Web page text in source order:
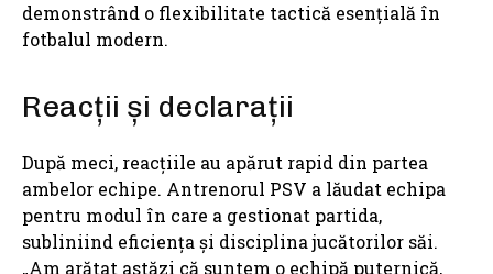
demonstrând o flexibilitate tactică esențială în
fotbalul modern.
Reacții și declarații
După meci, reacțiile au apărut rapid din partea
ambelor echipe. Antrenorul PSV a lăudat echipa
pentru modul în care a gestionat partida,
subliniind eficiența și disciplina jucătorilor săi.
„Am arătat astăzi că suntem o echipă puternică,